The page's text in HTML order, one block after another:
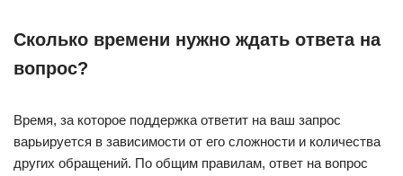
Сколько времени нужно ждать ответа на
вопрос?
Время, за которое поддержка ответит на ваш запрос
варьируется в зависимости от его сложности и количества
других обращений. По общим правилам, ответ на вопрос